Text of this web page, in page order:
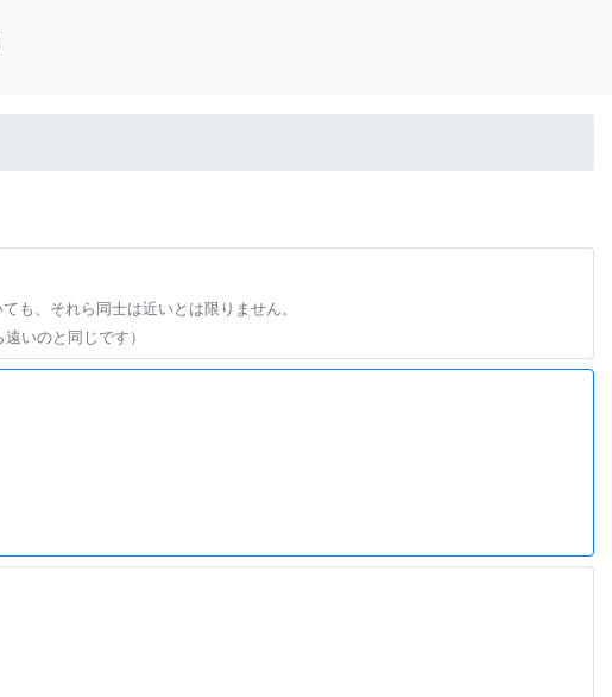
も、それら同士は近いとは限りません。
いのと同じです）